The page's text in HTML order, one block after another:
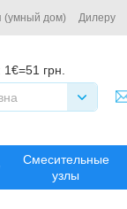
(умный дом) Дилеру
1€=51 грн.
Смесительные
узлы